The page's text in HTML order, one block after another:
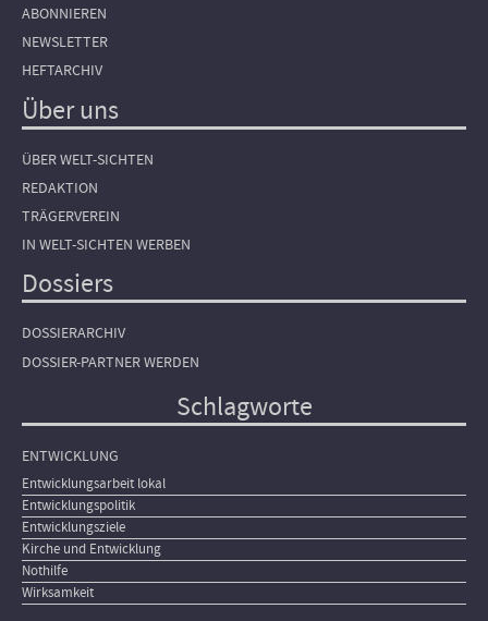
ABONNIEREN
NEWSLETTER
HEFTARCHIV
Über uns
ÜBER WELT-SICHTEN
REDAKTION
TRÄGERVEREIN
IN WELT-SICHTEN WERBEN
Dossiers
DOSSIERARCHIV
DOSSIER-PARTNER WERDEN
Schlagworte
ENTWICKLUNG
Entwicklungsarbeit lokal
Entwicklungspolitik
Entwicklungsziele
Kirche und Entwicklung
Nothilfe
Wirksamkeit